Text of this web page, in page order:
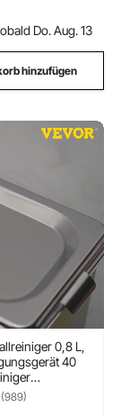
Do. Aug. 13
hinzufügen
0,8 L,
40
mit LED-
(989)